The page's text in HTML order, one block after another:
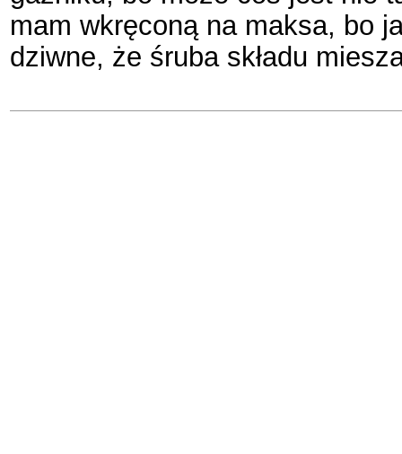
mam wkręconą na maksa, bo
dziwne, że śruba składu